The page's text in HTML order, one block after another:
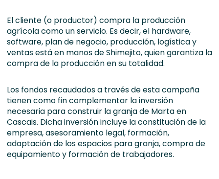
El cliente (o productor) compra la producción
agrícola como un servicio. Es decir, el hardware,
software, plan de negocio, producción, logística y
ventas está en manos de Shimejito, quien garantiza la
compra de la producción en su totalidad.
Los fondos recaudados a través de esta campaña
tienen como fin complementar la inversión
necesaria para construir la granja de Marta en
Cascais. Dicha inversión incluye la constitución de la
empresa, asesoramiento legal, formación,
adaptación de los espacios para granja, compra de
equipamiento y formación de trabajadores.